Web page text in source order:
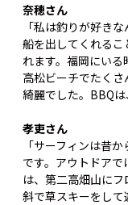
奈穂さん
「私は釣りが好き
船を出してくれる
れます。福岡にい
高松ビーチでたく
綺麗でした。BBQは
孝吏さん
「サーフィンは昔
です。アウトドア
は、第二高畑山に
斜で草スキーをして